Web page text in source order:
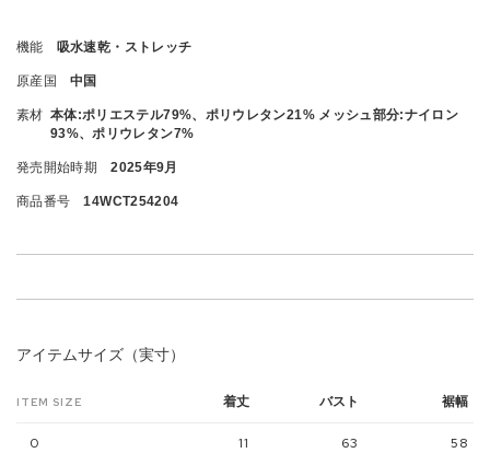
機能 吸水速乾・ストレッチ
原産国 中国
素材 本体:ポリエステル79%、ポリウレタン21% メッシュ部分:ナイロン
93%、ポリウレタン7%
発売開始時期 2025年9月
商品番号 14WCT254204
アイテムサイズ（実寸）
ITEM SIZE 着丈 バスト 裾幅
0 11 63 58